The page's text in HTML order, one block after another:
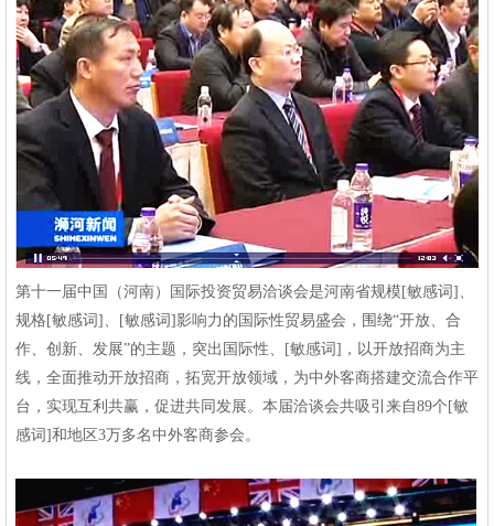
第十一届中国（河南）国际投资贸易洽谈会是河南省规模[敏感词]、
规格[敏感词]、[敏感词]影响力的国际性贸易盛会，围绕“开放、合
作、创新、发展”的主题，突出国际性、[敏感词]，以开放招商为主
线，全面推动开放招商，拓宽开放领域，为中外客商搭建交流合作平
台，实现互利共赢，促进共同发展。本届洽谈会共吸引来自89个[敏
感词]和地区3万多名中外客商参会。